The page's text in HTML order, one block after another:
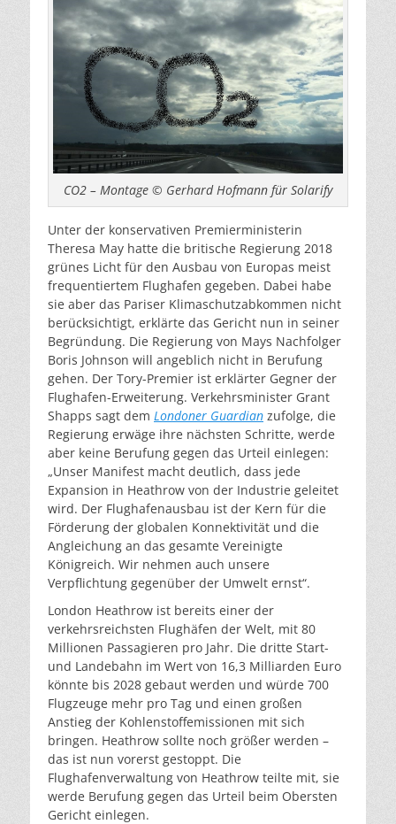
CO2 – Montage © Gerhard Hofmann für Solarify
Unter der konservativen Premierministerin
Theresa May hatte die britische Regierung 2018
grünes Licht für den Ausbau von Europas meist
frequentiertem Flughafen gegeben. Dabei habe
sie aber das Pariser Klimaschutzabkommen nicht
berücksichtigt, erklärte das Gericht nun in seiner
Begründung. Die Regierung von Mays Nachfolger
Boris Johnson will angeblich nicht in Berufung
gehen. Der Tory-Premier ist erklärter Gegner der
Flughafen-Erweiterung. Verkehrsminister Grant
Shapps sagt dem Londoner Guardian zufolge, die
Regierung erwäge ihre nächsten Schritte, werde
aber keine Berufung gegen das Urteil einlegen:
„Unser Manifest macht deutlich, dass jede
Expansion in Heathrow von der Industrie geleitet
wird. Der Flughafenausbau ist der Kern für die
Förderung der globalen Konnektivität und die
Angleichung an das gesamte Vereinigte
Königreich. Wir nehmen auch unsere
Verpflichtung gegenüber der Umwelt ernst“.
London Heathrow ist bereits einer der
verkehrsreichsten Flughäfen der Welt, mit 80
Millionen Passagieren pro Jahr. Die dritte Start-
und Landebahn im Wert von 16,3 Milliarden Euro
könnte bis 2028 gebaut werden und würde 700
Flugzeuge mehr pro Tag und einen großen
Anstieg der Kohlenstoffemissionen mit sich
bringen. Heathrow sollte noch größer werden –
das ist nun vorerst gestoppt. Die
Flughafenverwaltung von Heathrow teilte mit, sie
werde Berufung gegen das Urteil beim Obersten
Gericht einlegen.